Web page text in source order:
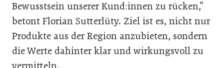
Bewusstsein unserer Kund:innen zu rücken,“
betont Florian Sutterlüty. Ziel ist es, nicht nur
Produkte aus der Region anzubieten, sondern
die Werte dahinter klar und wirkungsvoll zu
vermitteln.